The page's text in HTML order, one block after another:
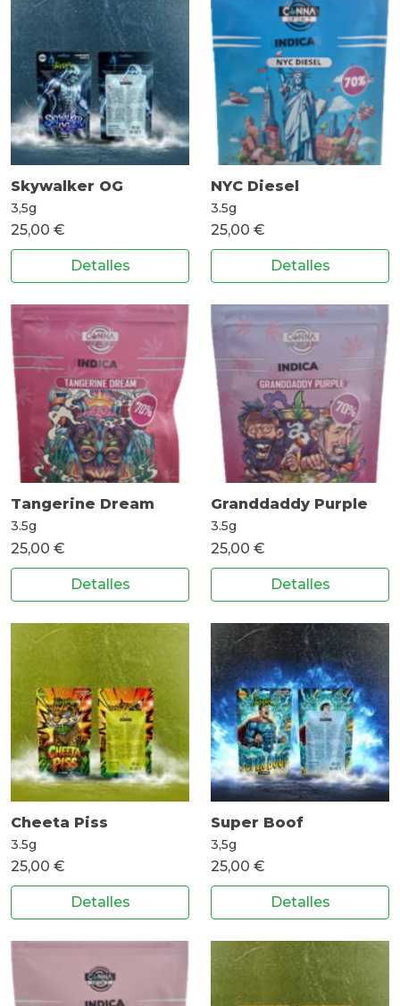
Skywalker OG
3,5g
25,00 €
Detalles
NYC Diesel
3.5g
25,00 €
Detalles
Tangerine Dream
3.5g
25,00 €
Detalles
Granddaddy Purple
3.5g
25,00 €
Detalles
Cheeta Piss
3.5g
25,00 €
Detalles
Super Boof
3,5g
25,00 €
Detalles